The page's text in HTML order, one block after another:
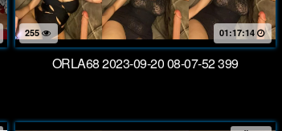
255 01:17:14
ORLA68 2023-09-20 08-07-52 399